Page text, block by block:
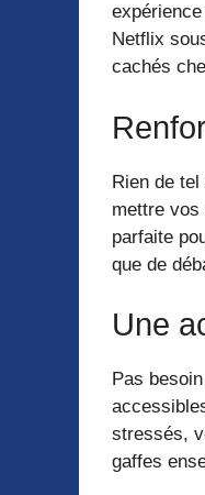
Netflix
cachés
Rien de tel
mettre vos
parfaite
que de
Une
Pas
stressés,
gaffes